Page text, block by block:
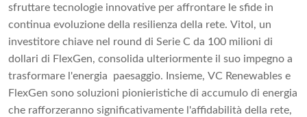
sfruttare tecnologie innovative per affrontare le sfide in
continua evoluzione della resilienza della rete. Vitol, un
investitore chiave nel round di Serie C da 100 milioni di
dollari di FlexGen, consolida ulteriormente il suo impegno a
trasformare l'energia paesaggio. Insieme, VC Renewables e
FlexGen sono soluzioni pionieristiche di accumulo di energia
che rafforzeranno significativamente l'affidabilità della rete,